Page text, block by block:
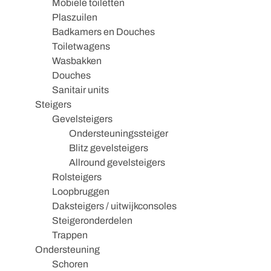
Mobiele toiletten
Plaszuilen
Badkamers en Douches
Toiletwagens
Wasbakken
Douches
Sanitair units
Steigers
Gevelsteigers
Ondersteuningssteiger
Blitz gevelsteigers
Allround gevelsteigers
Rolsteigers
Loopbruggen
Daksteigers / uitwijkconsoles
Steigeronderdelen
Trappen
Ondersteuning
Schoren